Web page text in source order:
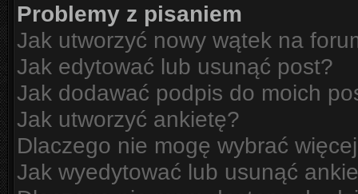
Problemy z pisaniem
Jak utworzyć nowy wątek na
Jak edytować lub usunąć post?
Jak dodawać podpis do moich
Jak utworzyć ankietę?
Dlaczego nie mogę wybrać
Jak wyedytować lub usunąć